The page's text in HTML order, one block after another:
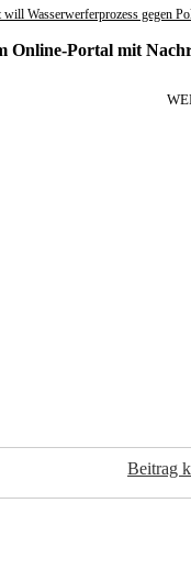
Wasserwerferprozess gegen
Online-Portal mit
Beitrag